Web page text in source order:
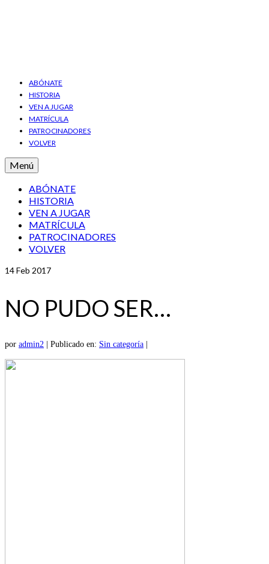
ABÓNATE
HISTORIA
VEN A JUGAR
MATRÍCULA
PATROCINADORES
VOLVER
Menú
ABÓNATE
HISTORIA
VEN A JUGAR
MATRÍCULA
PATROCINADORES
VOLVER
14Feb 2017
NO PUDO SER…
por admin2 Publicado en: Sin categoría